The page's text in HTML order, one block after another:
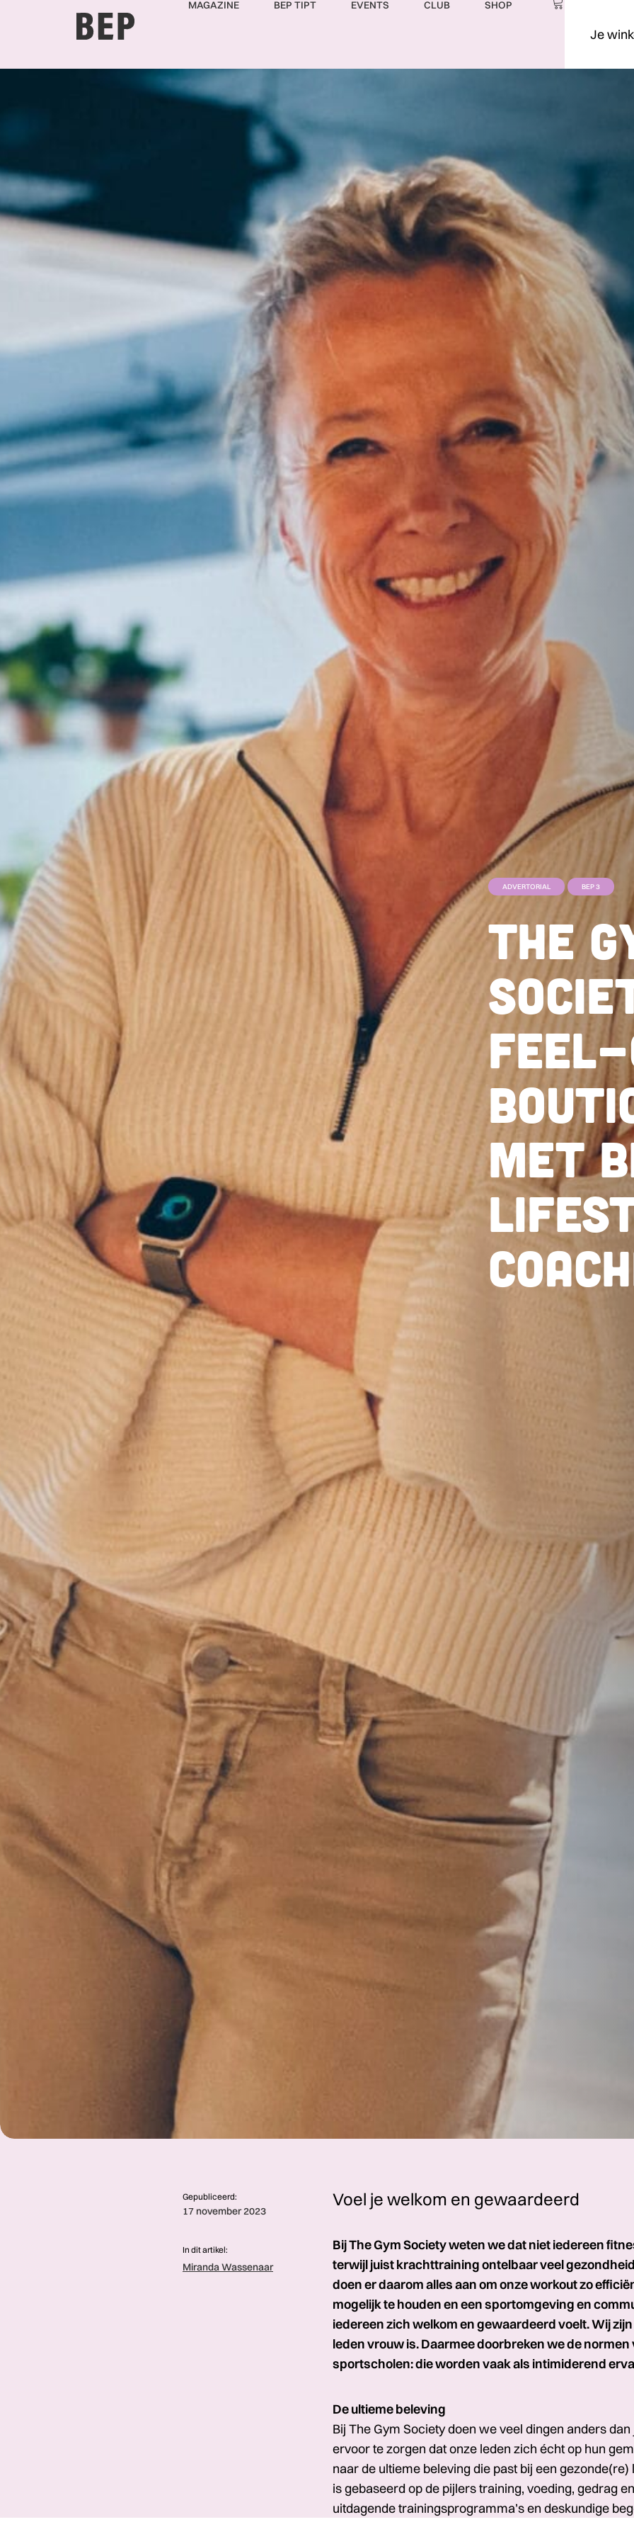
MAGAZINE BEP TIPT EVENTS CLUB SHOP
Je
ADVERTORIAL BEP 3
The
feel-
met
Gepubliceerd:
17 november 2023
In dit artikel:
Miranda Wassenaar
Voel je welkom en gewaardeerd
Bij The Gym Society weten we dat niet iedereen
terwijl juist krachttraining ontelbaar veel
doen er daarom alles aan om onze workout zo
mogelijk te houden en een sportomgeving en
iedereen zich welkom en gewaardeerd voelt. Wij
leden vrouw is. Daarmee doorbreken we de
sportscholen: die worden vaak als intimiderend
De ultieme beleving
Bij The Gym Society doen we veel dingen anders
ervoor te zorgen dat onze leden zich écht op hun
naar de ultieme beleving die past bij een
is gebaseerd op de pijlers training, voeding, gedrag
uitdagende trainingsprogramma’s en deskundige